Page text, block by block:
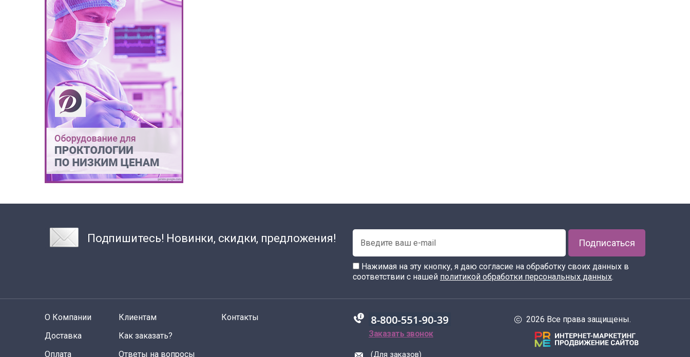
Подпишитесь! Новинки, скидки, предложения! Подписаться
Нажимая на эту кнопку, я даю согласие на обработку своих данных в
соответствии с нашей политикой обработки персональных данных.
О Компании
Доставка
Оплата
Клиентам
Как заказать?
Ответы на вопросы
Контакты 88005555550
Заказать звонок
(Для заказов)
2026 Все права защищены.